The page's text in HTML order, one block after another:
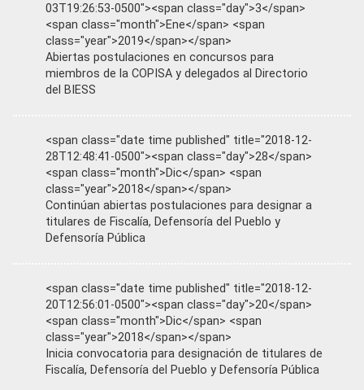
03T19:26:53-0500"><span class="day">3</span>
<span class="month">Ene</span> <span
class="year">2019</span></span>
Abiertas postulaciones en concursos para
miembros de la COPISA y delegados al Directorio
del BIESS
<span class="date time published" title="2018-12-
28T12:48:41-0500"><span class="day">28</span>
<span class="month">Dic</span> <span
class="year">2018</span></span>
Continúan abiertas postulaciones para designar a
titulares de Fiscalía, Defensoría del Pueblo y
Defensoría Pública
<span class="date time published" title="2018-12-
20T12:56:01-0500"><span class="day">20</span>
<span class="month">Dic</span> <span
class="year">2018</span></span>
Inicia convocatoria para designación de titulares de
Fiscalía, Defensoría del Pueblo y Defensoría Pública